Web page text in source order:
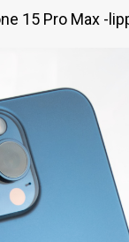
15 Pro Max -